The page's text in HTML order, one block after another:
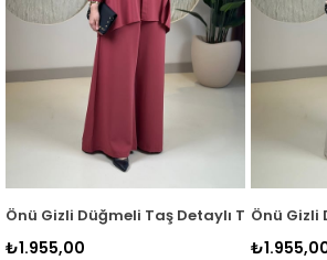
Yeşil KEİ 2166
ve Pantolon Kadın İkili Takım Siyah
Önü Gizli Düğmeli Taş Detaylı Tunik ve
₺1.955,00
Önü Gizli